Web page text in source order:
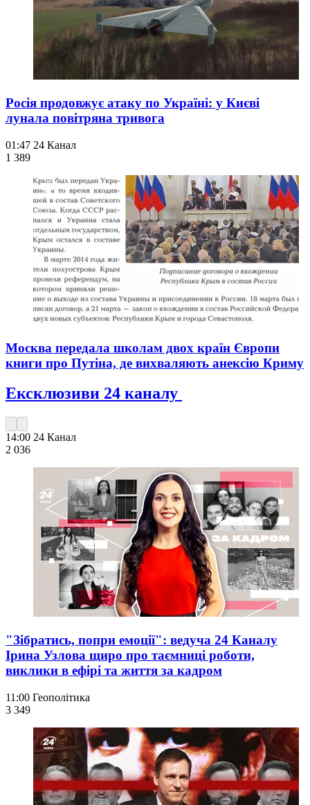
Росія продовжує атаку по Україні: у Києві
лунала повітряна тривога
01:47 24 Канал
1 389
Москва передала школам двох країн Європи
книги про Путіна, де вихваляють анексію Криму
Ексклюзиви 24 каналу
14:00 24 Канал
2 036
"Зібратись, попри емоції": ведуча 24 Каналу
Ірина Узлова щиро про таємниці роботи,
виклики в ефірі та життя за кадром
11:00 Геополітика
3 349